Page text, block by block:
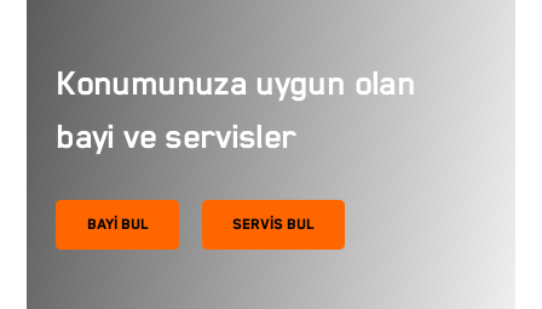
Konumunuza uygun olan
bayi ve servisler
BAYI BUL SERVIS BUL